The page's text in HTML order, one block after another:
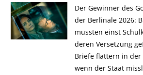
Der Gewinner des
der Berlinale 2026:
mussten einst
deren Versetzung
Briefe flattern in der
wenn der Staat